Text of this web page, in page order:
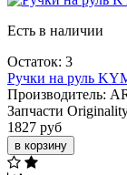
Есть в наличии
Остаток: 3
Ручки на руль
Производитель:
Запчасти
1827 руб
в корзину